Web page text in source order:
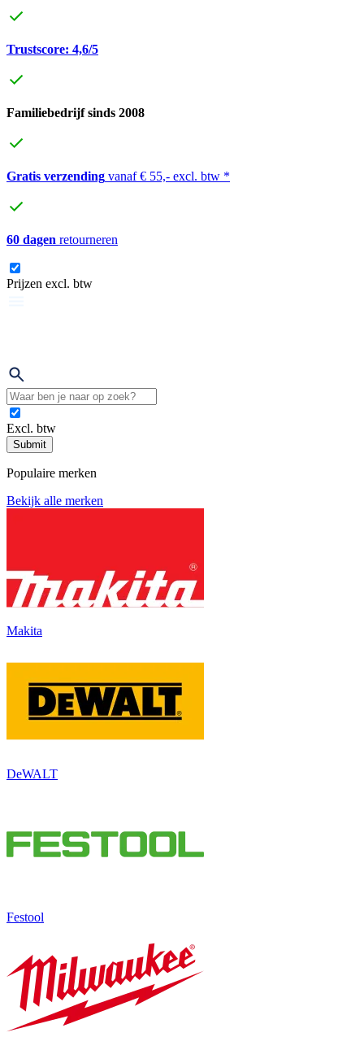
Trustscore: 4,6/5
Familiebedrijf sinds 2008
Gratis verzending vanaf € 55,- excl. btw *
60 dagen retourneren
Prijzen excl. btw
Excl. btw
Submit
Populaire merken
Bekijk alle merken
Makita
DeWALT
Festool